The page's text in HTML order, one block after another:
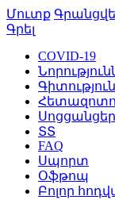
Մուտք
Գրել
COVID-19
Գիտություն
Սոցցանցեր
ՏՏ
FAQ
Սպորտ
Օֆթոպ
Բոլոր